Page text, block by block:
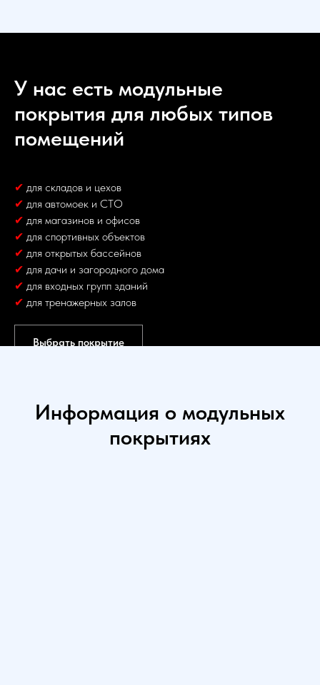
У нас есть модульные
покрытия для любых типов
помещений
✔ для складов и цехов
✔ для автомоек и СТО
✔ для магазинов и офисов
✔ для спортивных объектов
✔ для открытых бассейнов
✔ для дачи и загородного дома
✔ для входных групп зданий
✔ для тренажерных залов
Выбрать покрытие
Информация о модульных
покрытиях